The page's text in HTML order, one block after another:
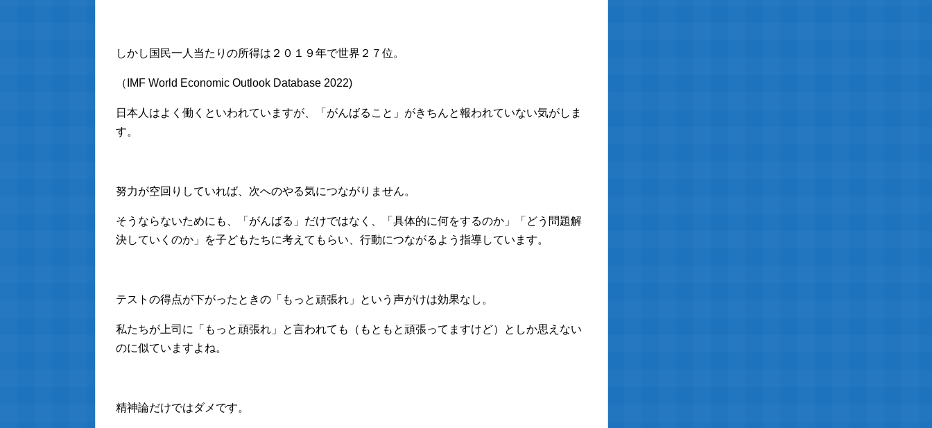
しかし国民一人当たりの所得は２０１９年で世界２７位。
（IMF World Economic Outlook Database 2022)
日本人はよく働くといわれていますが、「がんばること」がきちんと報われていない気がしま
す。
努力が空回りしていれば、次へのやる気につながりません。
そうならないためにも、「がんばる」だけではなく、「具体的に何をするのか」「どう問題解
決していくのか」を子どもたちに考えてもらい、行動につながるよう指導しています。
テストの得点が下がったときの「もっと頑張れ」という声がけは効果なし。
私たちが上司に「もっと頑張れ」と言われても（もともと頑張ってますけど）としか思えない
のに似ていますよね。
精神論だけではダメです。